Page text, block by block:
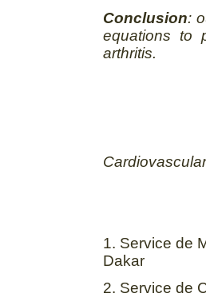
Conclusion:
equations to
arthritis.
1. Service de
Dakar
2. Service de